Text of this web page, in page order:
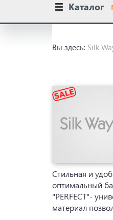
Каталог
Вы здесь: Silk
Стильная и
оптимальный
"PERFECT"-
материал